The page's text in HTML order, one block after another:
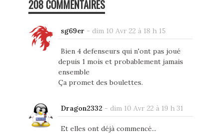
208 COMMENTAIRES
sg69er - dim 10 Avr 22 à 18 h 15
Bien 4 defenseurs qui n'ont pas joué
depuis 1 mois et probablement jamais
ensemble
Ça promet des boulettes.
Dragon2332 - dim 10 Avr 22 à 19 h 31
Et elles ont déjà commencé...